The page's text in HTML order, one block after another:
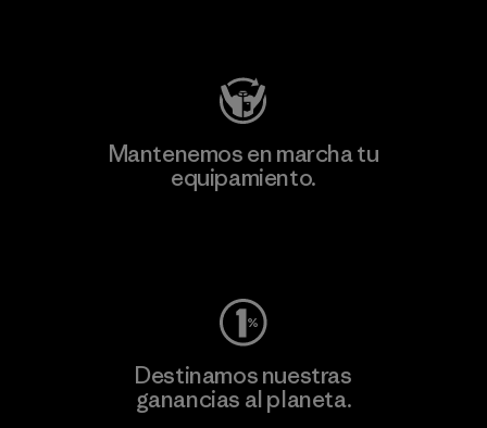
Mantenemos en marcha tu
equipamiento.
Destinamos nuestras
ganancias al planeta.